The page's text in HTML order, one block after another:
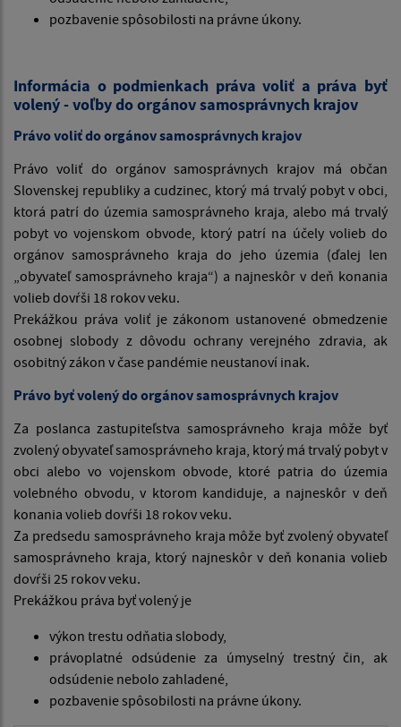
pozbavenie spôsobilosti na právne úkony.
Informácia o podmienkach práva voliť a práva byť
volený - voľby do orgánov samosprávnych krajov
Právo voliť do orgánov samosprávnych krajov
Právo voliť do orgánov samosprávnych krajov má občan
Slovenskej republiky a cudzinec, ktorý má trvalý pobyt v obci,
ktorá patrí do územia samosprávneho kraja, alebo má trvalý
pobyt vo vojenskom obvode, ktorý patrí na účely volieb do
orgánov samosprávneho kraja do jeho územia (ďalej len
„obyvateľ samosprávneho kraja“) a najneskôr v deň konania
volieb dovŕši 18 rokov veku.
Prekážkou práva voliť je zákonom ustanovené obmedzenie
osobnej slobody z dôvodu ochrany verejného zdravia, ak
osobitný zákon v čase pandémie neustanoví inak.
Právo byť volený do orgánov samosprávnych krajov
Za poslanca zastupiteľstva samosprávneho kraja môže byť
zvolený obyvateľ samosprávneho kraja, ktorý má trvalý pobyt v
obci alebo vo vojenskom obvode, ktoré patria do územia
volebného obvodu, v ktorom kandiduje, a najneskôr v deň
konania volieb dovŕši 18 rokov veku.
Za predsedu samosprávneho kraja môže byť zvolený obyvateľ
samosprávneho kraja, ktorý najneskôr v deň konania volieb
dovŕši 25 rokov veku.
Prekážkou práva byť volený je
výkon trestu odňatia slobody,
právoplatné odsúdenie za úmyselný trestný čin, ak
odsúdenie nebolo zahladené,
pozbavenie spôsobilosti na právne úkony.